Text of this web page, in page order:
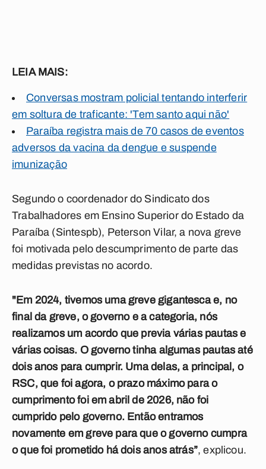
LEIA MAIS:
Conversas mostram policial tentando interferir
em soltura de traficante: 'Tem santo aqui não'
Paraíba registra mais de 70 casos de eventos
adversos da vacina da dengue e suspende
imunização
Segundo o coordenador do Sindicato dos
Trabalhadores em Ensino Superior do Estado da
Paraíba (Sintespb), Peterson Vilar, a nova greve
foi motivada pelo descumprimento de parte das
medidas previstas no acordo.
"Em 2024, tivemos uma greve gigantesca e, no
final da greve, o governo e a categoria, nós
realizamos um acordo que previa várias pautas e
várias coisas. O governo tinha algumas pautas até
dois anos para cumprir. Uma delas, a principal, o
RSC, que foi agora, o prazo máximo para o
cumprimento foi em abril de 2026, não foi
cumprido pelo governo. Então entramos
novamente em greve para que o governo cumpra
o que foi prometido há dois anos atrás”, explicou.